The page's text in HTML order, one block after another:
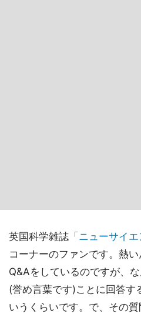
英国科学雑誌「 ニューサイエ
コーナーのファンです。熱
Q&Aをしているのですが、
(誉め言葉です)ことに回答す
いうくらいです。で、その